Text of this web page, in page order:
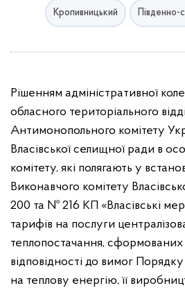
Кропивницький Південно-
Рішенням адміністративної
обласного територіального
Антимонопольного комітету
Власівської селищної ради в
комітету, які полягають у
Виконавчого комітету
200 та № 216 КП «Власівські
тарифів на послуги
теплопостачання,
відповідності до вимог
на теплову енергію, її